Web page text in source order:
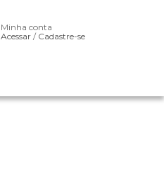
Minha conta
Acessar / Cadastre-se